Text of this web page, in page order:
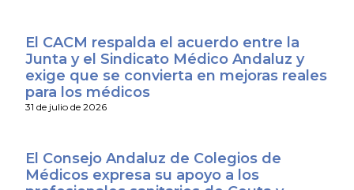
El CACM respalda el acuerdo entre la
Junta y el Sindicato Médico Andaluz y
exige que se convierta en mejoras reales
para los médicos
31 de julio de 2026
El Consejo Andaluz de Colegios de
Médicos expresa su apoyo a los